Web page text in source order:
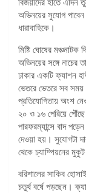
বিজয়ীদের হাতে এদিন
অভিনয়ের সুযোগ পাবেন
ধারাবাহিকে।
মিষ্টি ঘোষের
অভিনয়ের সঙ্গে
ঢাকার একটি ফ্যাশন
ভেতরে ভেতরে সব
প্রতিযোগিতায় অংশ
২০ ও ১৬ পেরিয়ে
পারফরম্যান্সে বাদ
দেওয়া হয়। সুযোগটা
থেকে চ্যাম্পিয়নের
বরিশালের সাকিব
চতুর্থ বর্ষে পড়ছেন।